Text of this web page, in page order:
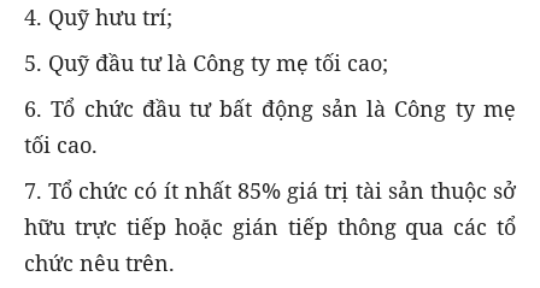
4. Quỹ hưu trí;
5. Quỹ đầu tư là Công ty mẹ tối cao;
6. Tổ chức đầu tư bất động sản là Công ty mẹ
tối cao.
7. Tổ chức có ít nhất 85% giá trị tài sản thuộc sở
hữu trực tiếp hoặc gián tiếp thông qua các tổ
chức nêu trên.